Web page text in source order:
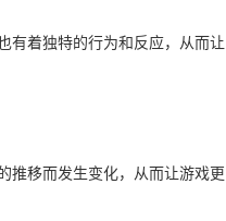
有着独特的行为和反应，从而让
推移而发生变化，从而让游戏更